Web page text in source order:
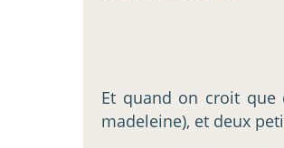
Et quand on croit
madeleine), et deux